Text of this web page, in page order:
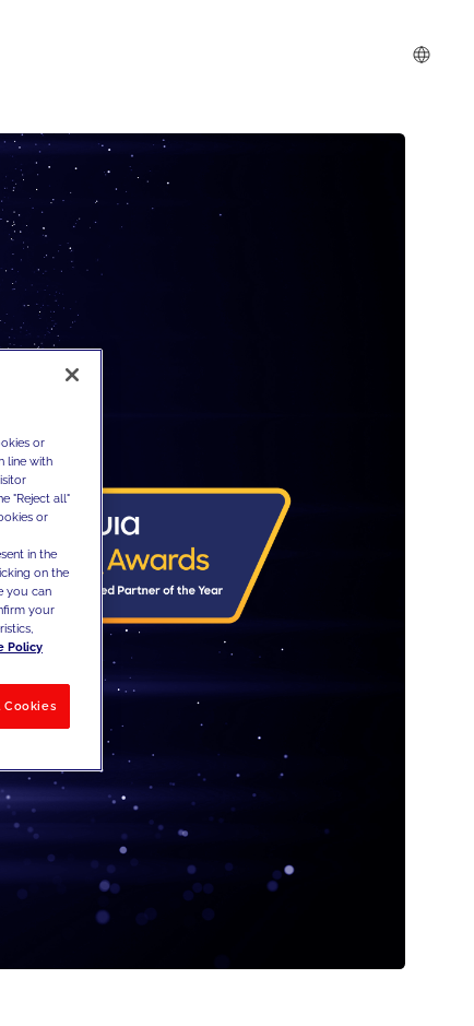
or
line with
"Reject all"
or
in the
on the
you can
your
Policy
Cookies